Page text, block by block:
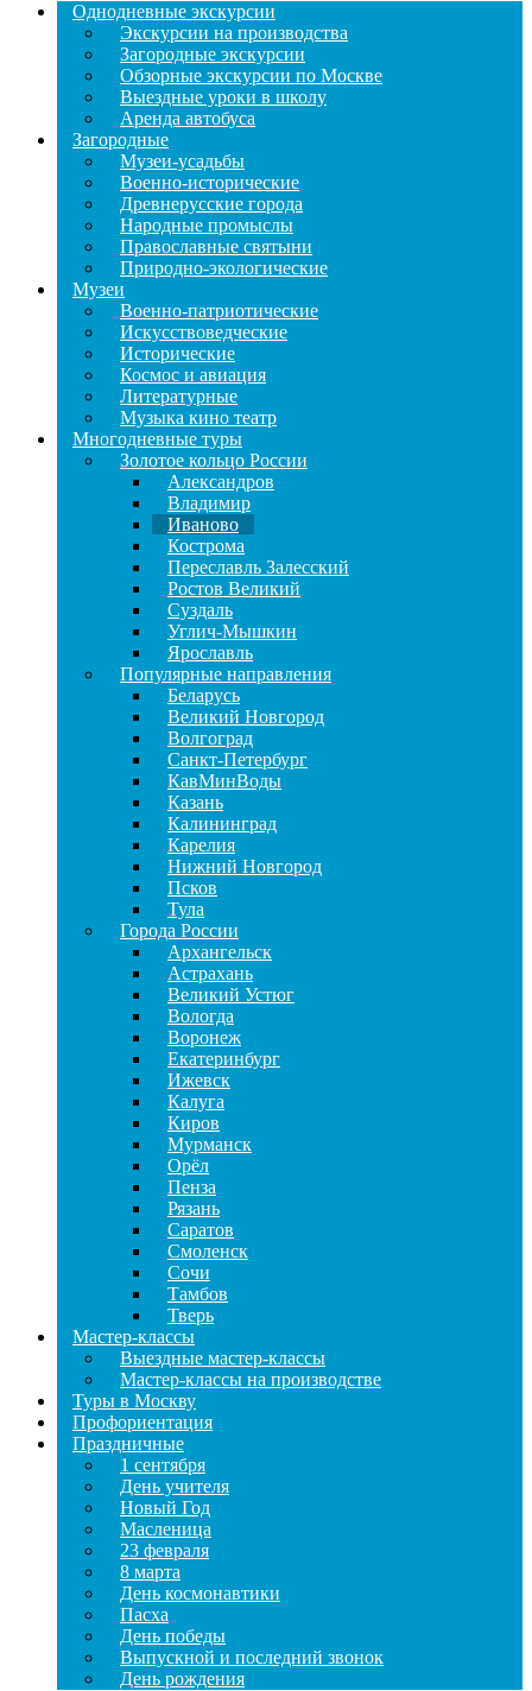
Однодневные экскурсии
Экскурсии на производства
Загородные экскурсии
Обзорные экскурсии по Москве
Выездные уроки в школу
Аренда автобуса
Загородные
Музеи-усадьбы
Военно-исторические
Древнерусские города
Народные промыслы
Православные святыни
Природно-экологические
Музеи
Военно-патриотические
Искусствоведческие
Исторические
Космос и авиация
Литературные
Музыка кино театр
Многодневные туры
Золотое кольцо России
Александров
Владимир
Иваново
Кострома
Переславль Залесский
Ростов Великий
Суздаль
Углич-Мышкин
Ярославль
Популярные направления
Беларусь
Великий Новгород
Волгоград
Санкт-Петербург
КавМинВоды
Казань
Калининград
Карелия
Нижний Новгород
Псков
Тула
Города России
Архангельск
Астрахань
Великий Устюг
Вологда
Воронеж
Екатеринбург
Ижевск
Калуга
Киров
Мурманск
Орёл
Пенза
Рязань
Саратов
Смоленск
Сочи
Тамбов
Тверь
Мастер-классы
Выездные мастер-классы
Мастер-классы на производстве
Туры в Москву
Профориентация
Праздничные
1 сентября
День учителя
Новый Год
Масленица
23 февраля
8 марта
День космонавтики
Пасха
День победы
Выпускной и последний звонок
День рождения